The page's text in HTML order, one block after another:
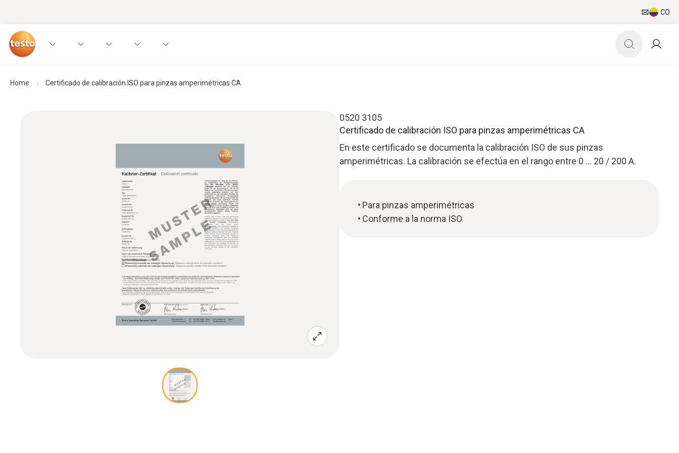
CO
Home Certificado de calibración ISO para pinzas amperimétricas CA
0520 3105
Certificado de calibración ISO para pinzas amperimétricas CA
En este certificado se documenta la calibración ISO de sus pinzas
amperimétricas. La calibración se efectúa en el rango entre 0 … 20 / 200 A.
Para pinzas amperimétricas
Conforme a la norma ISO